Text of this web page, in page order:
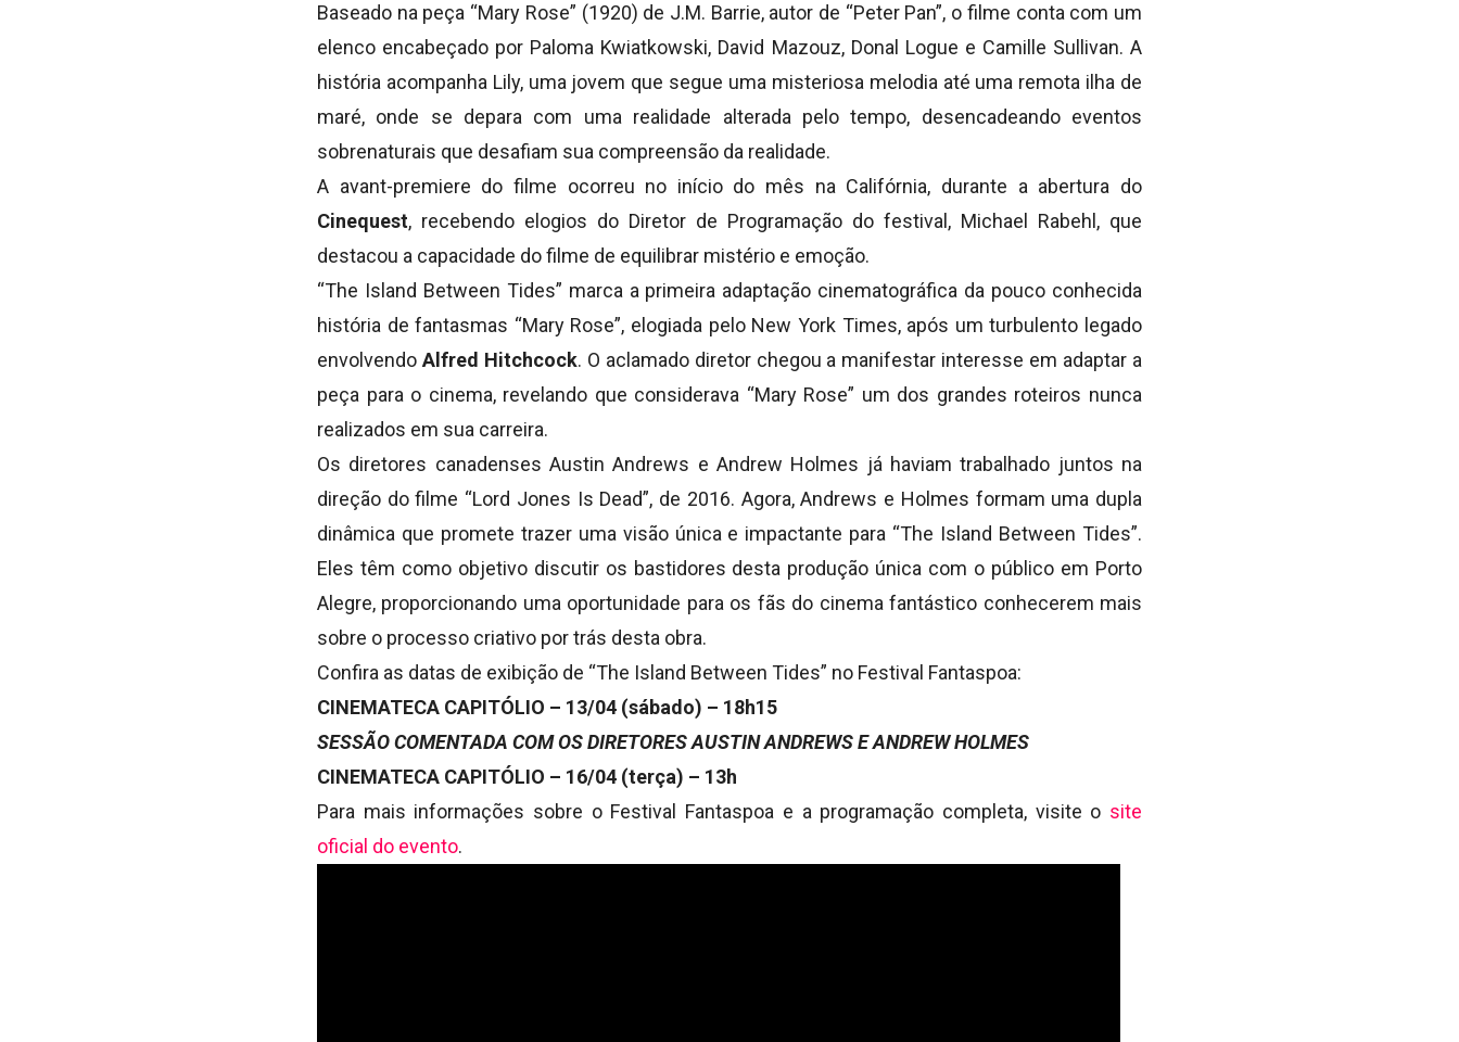
Baseado na peça “Mary Rose” (1920) de J.M. Barrie, autor de “Peter Pan”, o filme conta com um
elenco encabeçado por Paloma Kwiatkowski, David Mazouz, Donal Logue e Camille Sullivan. A
história acompanha Lily, uma jovem que segue uma misteriosa melodia até uma remota ilha de
maré, onde se depara com uma realidade alterada pelo tempo, desencadeando eventos
sobrenaturais que desafiam sua compreensão da realidade.
A avant-premiere do filme ocorreu no início do mês na Califórnia, durante a abertura do
Cinequest, recebendo elogios do Diretor de Programação do festival, Michael Rabehl, que
destacou a capacidade do filme de equilibrar mistério e emoção.
“The Island Between Tides” marca a primeira adaptação cinematográfica da pouco conhecida
história de fantasmas “Mary Rose”, elogiada pelo New York Times, após um turbulento legado
envolvendo Alfred Hitchcock. O aclamado diretor chegou a manifestar interesse em adaptar a
peça para o cinema, revelando que considerava “Mary Rose” um dos grandes roteiros nunca
realizados em sua carreira.
Os diretores canadenses Austin Andrews e Andrew Holmes já haviam trabalhado juntos na
direção do filme “Lord Jones Is Dead”, de 2016. Agora, Andrews e Holmes formam uma dupla
dinâmica que promete trazer uma visão única e impactante para “The Island Between Tides”.
Eles têm como objetivo discutir os bastidores desta produção única com o público em Porto
Alegre, proporcionando uma oportunidade para os fãs do cinema fantástico conhecerem mais
sobre o processo criativo por trás desta obra.
Confira as datas de exibição de “The Island Between Tides” no Festival Fantaspoa:
CINEMATECA CAPITÓLIO – 13/04 (sábado) – 18h15
SESSÃO COMENTADA COM OS DIRETORES AUSTIN ANDREWS E ANDREW HOLMES
CINEMATECA CAPITÓLIO – 16/04 (terça) – 13h
Para mais informações sobre o Festival Fantaspoa e a programação completa, visite o site
oficial do evento.